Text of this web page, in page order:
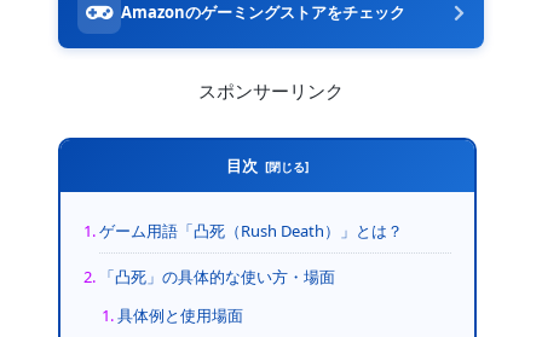
Amazonのゲーミングストアをチェック
スポンサーリンク
目次
ゲーム用語「凸死（Rush Death）」とは？
「凸死」の具体的な使い方・場面
具体例と使用場面